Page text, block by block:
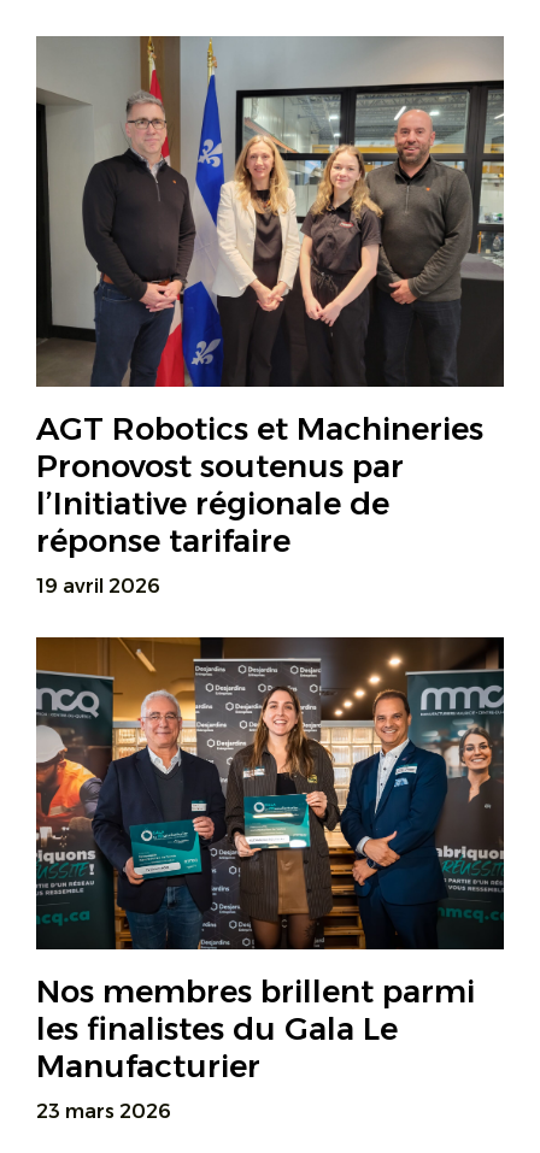
AGT Robotics et Machineries
Pronovost soutenus par
l’Initiative régionale de
réponse tarifaire
19 avril 2026
Nos membres brillent parmi
les finalistes du Gala Le
Manufacturier
23 mars 2026